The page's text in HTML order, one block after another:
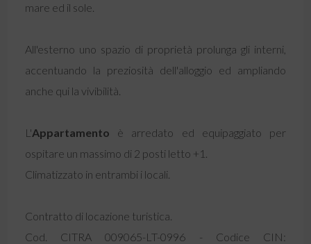
mare ed il sole.
All'esterno uno spazio di proprietà prolunga gli interni,
accentuando la preziosità dell'alloggio ed ampliando
anche qui la vivibilità.
L'Appartamento è arredato ed equipaggiato per
ospitare un massimo di 2 posti letto +1.
Climatizzato in entrambi i locali.
Contratto di locazione turistica.
Cod. CITRA 009065-LT-0996 - Codice CIN: